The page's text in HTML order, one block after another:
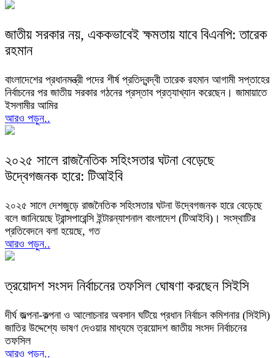
জাতীয় সরকার নয়, এককভাবেই ক্ষমতায় যাবে বিএনপি: তারেক
রহমান
বাংলাদেশের প্রধানমন্ত্রী পদের শীর্ষ প্রতিদ্বন্দ্বী তারেক রহমান আগামী সপ্তাহের
নির্বাচনের পর জাতীয় সরকার গঠনের প্রস্তাব প্রত্যাখ্যান করেছেন। জামায়াতে
ইসলামীর আমির
আরও পড়ুন..
২০২৫ সালে রাজনৈতিক সহিংসতার ঘটনা বেড়েছে
উদ্বেগজনক হারে: টিআইবি
২০২৫ সালে দেশজুড়ে রাজনৈতিক সহিংসতার ঘটনা উদ্বেগজনক হারে বেড়েছে
বলে জানিয়েছে ট্রান্সপারেন্সি ইন্টারন্যাশনাল বাংলাদেশ (টিআইবি)। সংস্থাটির
প্রতিবেদনে বলা হয়েছে, গত
আরও পড়ুন..
ত্রয়োদশ সংসদ নির্বাচনের তফসিল ঘোষণা করছেন সিইসি
দীর্ঘ জল্পনা-কল্পনা ও আলোচনার অবসান ঘটিয়ে প্রধান নির্বাচন কমিশনার (সিইসি)
জাতির উদ্দেশ্যে ভাষণ দেওয়ার মাধ্যমে ত্রয়োদশ জাতীয় সংসদ নির্বাচনের
তফসিল
আরও পড়ুন..